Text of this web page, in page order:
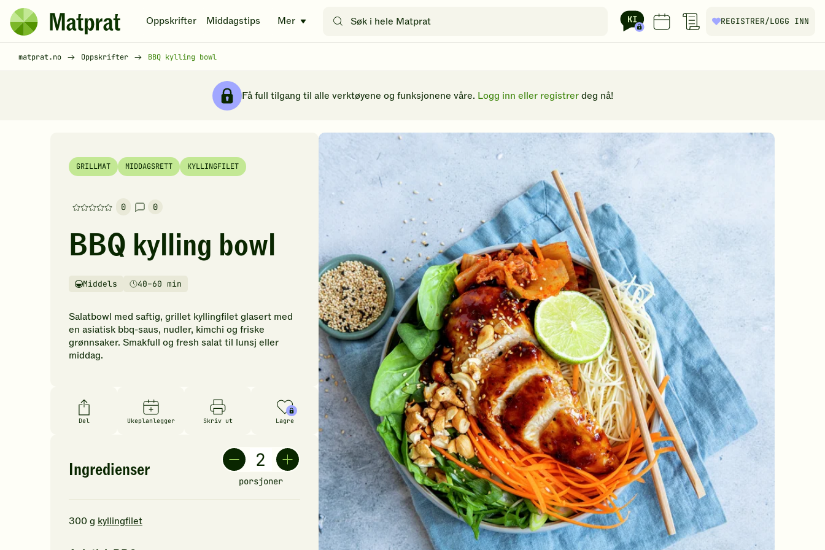
Hopp til hovedinnhold
Matprat
hjemmeside
Oppskrifter Middagstips Mer
etter
REGISTRER/LOGG INN
matprat.no Oppskrifter BBQ kylling bowl
Få full tilgang til alle verktøyene og funksjonene våre. Logg inn eller registrer deg nå!
GRILLMAT MIDDAGSRETT KYLLINGFILET
0
Denne
har
foreløpig
vurderinger.
første
til
å
vurdere
0
BBQ kylling bowl
Vanskelighetsgrad
Middels
Tilberedningstid40–60 min
Salatbowl med saftig, grillet kyllingfilet glasert med
en asiatisk bbq-saus, nudler, kimchi og friske
grønnsaker. Smakfull og fresh salat til lunsj eller
middag.
Del Ukeplanlegger Skriv ut Lagre
Ingredienser
porsjoner
300g kyllingfilet